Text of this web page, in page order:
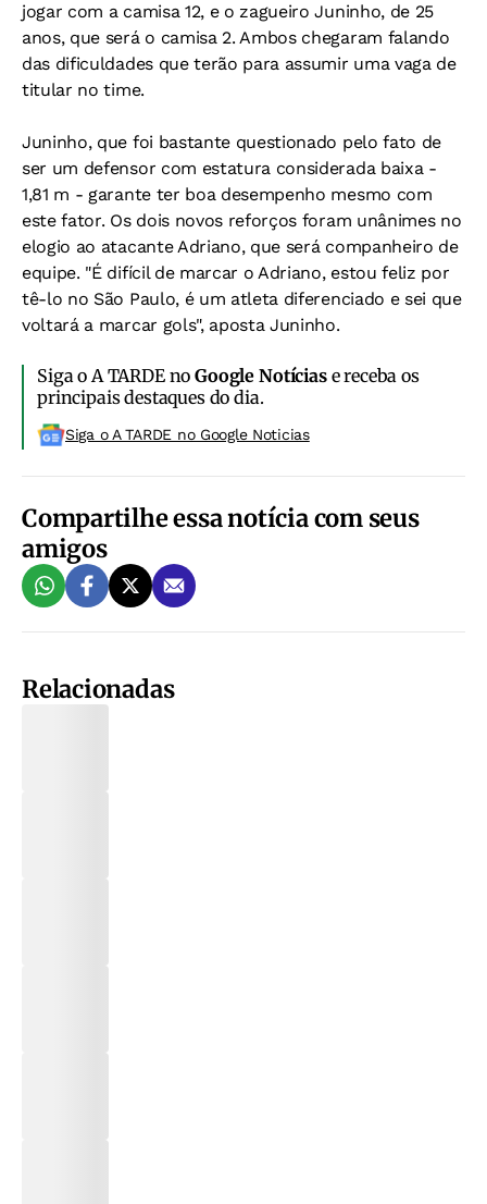
jogar com a camisa 12, e o zagueiro Juninho, de 25
anos, que será o camisa 2. Ambos chegaram falando
das dificuldades que terão para assumir uma vaga de
titular no time.
Juninho, que foi bastante questionado pelo fato de
ser um defensor com estatura considerada baixa -
1,81 m - garante ter boa desempenho mesmo com
este fator. Os dois novos reforços foram unânimes no
elogio ao atacante Adriano, que será companheiro de
equipe. "É difícil de marcar o Adriano, estou feliz por
tê-lo no São Paulo, é um atleta diferenciado e sei que
voltará a marcar gols", aposta Juninho.
Siga o A TARDE noGoogle Notíciase receba os
principais destaques do dia.
Siga o A TARDE no Google Noticias
Compartilhe essa notícia com seus
amigos
Relacionadas